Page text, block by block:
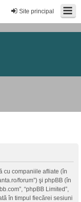
Site principal
cu companiile afliate (în
forum”) şi phpBB (în
“phpBB Limited”,
în timpul fiecărei sesiuni